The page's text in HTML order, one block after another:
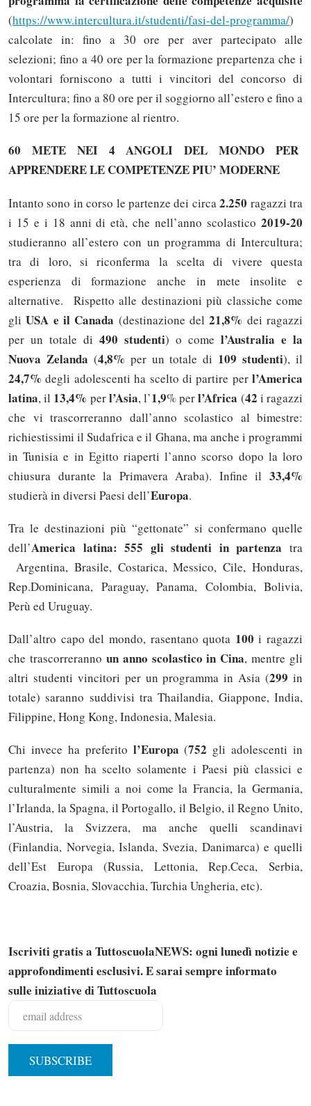
(https://www.intercultura.it/studenti/fasi-del-programma/)
calcolate in: fino a 30 ore per aver partecipato alle
selezioni; fino a 40 ore per la formazione prepartenza che i
volontari forniscono a tutti i vincitori del concorso di
Intercultura; fino a 80 ore per il soggiorno all’estero e fino a
15 ore per la formazione al rientro.
60 METE NEI 4 ANGOLI DEL MONDO PER
APPRENDERE LE COMPETENZE PIU’ MODERNE
Intanto sono in corso le partenze dei circa2.250 ragazzi tra
i 15 e i 18 anni di età, che nell’anno scolastico 2019-20
studieranno all’estero con un programma di Intercultura;
tra di loro, si riconferma la scelta di vivere questa
esperienza di formazione anche in mete insolite e
alternative. Rispetto alle destinazioni più classiche come
gliUSA e il Canada (destinazione del21,8% dei ragazzi
per un totale di 490 studenti) o come l’Australia e la
Nuova Zelanda (4,8% per un totale di 109 studenti), il
24,7%degli adolescenti ha scelto di partire per l’America
latina, il 13,4% perl’Asia, l’1,9% perl’Africa (42 i ragazzi
che vi trascorreranno dall’anno scolastico al bimestre:
richiestissimi il Sudafrica e il Ghana, ma anche i programmi
in Tunisia e in Egitto riaperti l’anno scorso dopo la loro
chiusura durante la Primavera Araba). Infine il 33,4%
studierà in diversi Paesi dell’Europa.
Tra le destinazioni più “gettonate” si confermano quelle
dell’America latina: 555 gli studenti in partenza tra
Argentina, Brasile, Costarica, Messico, Cile, Honduras,
Rep.Dominicana, Paraguay, Panama, Colombia, Bolivia,
Perù ed Uruguay.
Dall’altro capo del mondo, rasentano quota 100 i ragazzi
che trascorreranno un anno scolastico in Cina, mentre gli
altri studenti vincitori per un programma in Asia (299 in
totale) saranno suddivisi tra Thailandia, Giappone, India,
Filippine, Hong Kong, Indonesia, Malesia.
Chi invece ha preferito l’Europa (752 gli adolescenti in
partenza) non ha scelto solamente i Paesi più classici e
culturalmente simili a noi come la Francia, la Germania,
l’Irlanda, la Spagna, il Portogallo, il Belgio, il Regno Unito,
l’Austria, la Svizzera, ma anche quelli scandinavi
(Finlandia, Norvegia, Islanda, Svezia, Danimarca) e quelli
dell’Est Europa (Russia, Lettonia, Rep.Ceca, Serbia,
Croazia, Bosnia, Slovacchia, Turchia Ungheria, etc).
Iscriviti gratis a TuttoscuolaNEWS: ogni lunedì notizie e
approfondimenti esclusivi. E sarai sempre informato
sulle iniziative di Tuttoscuola